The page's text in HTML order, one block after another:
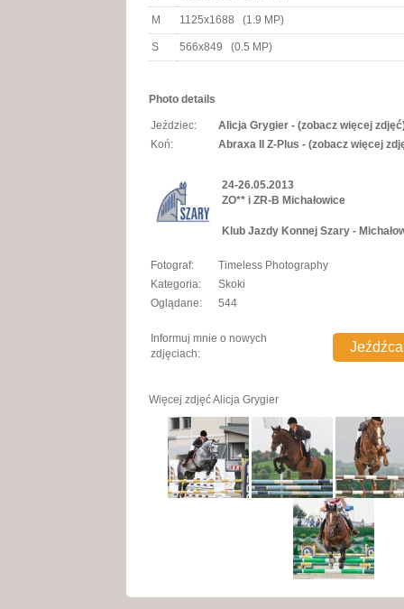
M 1125x1688 (1.9 MP)
S 566x849 (0.5 MP)
Photo details
Jeździec:
Alicja Grygier - (zobacz więcej
Koń:
Abraxa II Z-Plus - (zobacz więcej
24-26.05.2013
ZO** i ZR-B Michałowice
Klub Jazdy Konnej Szary -
Fotograf:
Timeless Photography
Kategoria:
Skoki
Oglądane:
544
Informuj mnie o nowych
zdjęciach:
Więcej zdjęćAlicja Grygier